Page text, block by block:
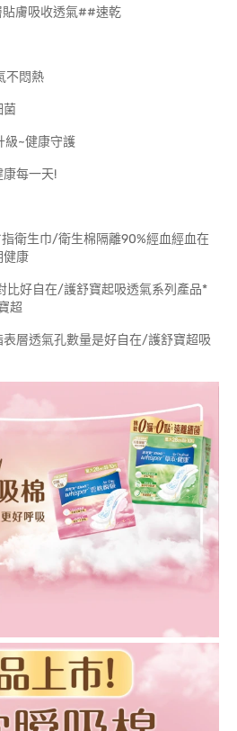
貼膚吸收透氣##速乾
不悶熱
菌
級~健康守護
每一天!
衛生巾/衛生棉隔離90%經血經血在
健康
比好自在/護舒寶起吸透氣系列產品*
超
層透氣孔數量是好自在/護舒寶超吸